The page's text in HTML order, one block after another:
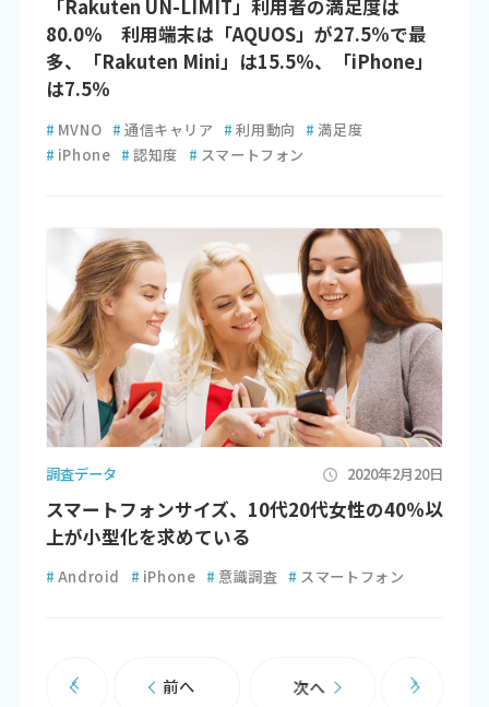
「Rakuten UN-LIMIT」利用者の満足度は
80.0％ 利用端末は「AQUOS」が27.5%で最
多、「Rakuten Mini」は15.5％、「iPhone」
は7.5％
# MVNO # 通信キャリア # 利用動向 # 満足度
# iPhone # 認知度 # スマートフォン
調査データ 2020年2月20日
スマートフォンサイズ、10代20代女性の40％以
上が小型化を求めている
# Android # iPhone # 意識調査 # スマートフォン
前へ 次へ